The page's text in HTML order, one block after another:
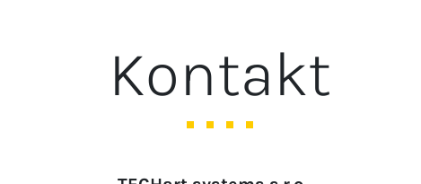
Kontakt